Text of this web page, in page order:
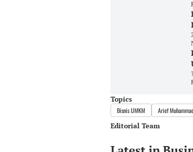
Topics
Bisnis UMKM Arief
Editorial Team
Editor